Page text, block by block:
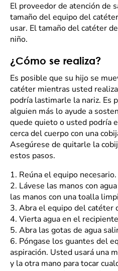
El proveedor de atención de
tamaño del equipo del
usar. El tamaño del catéter
niño.
¿Cómo se realiza?
Es posible que su hijo se
catéter mientras usted
podría lastimarle la nariz. Es
alguien más lo ayude a
quede quieto o usted podría
cerca del cuerpo con una
Asegúrese de quitarle la
estos pasos.
1. Reúna el equipo necesario.
2. Lávese las manos con
las manos con una toalla
3. Abra el equipo del catéter
4. Vierta agua en el
5. Abra las gotas de agua
6. Póngase los guantes del
aspiración. Usted usará una
y la otra mano para tocar